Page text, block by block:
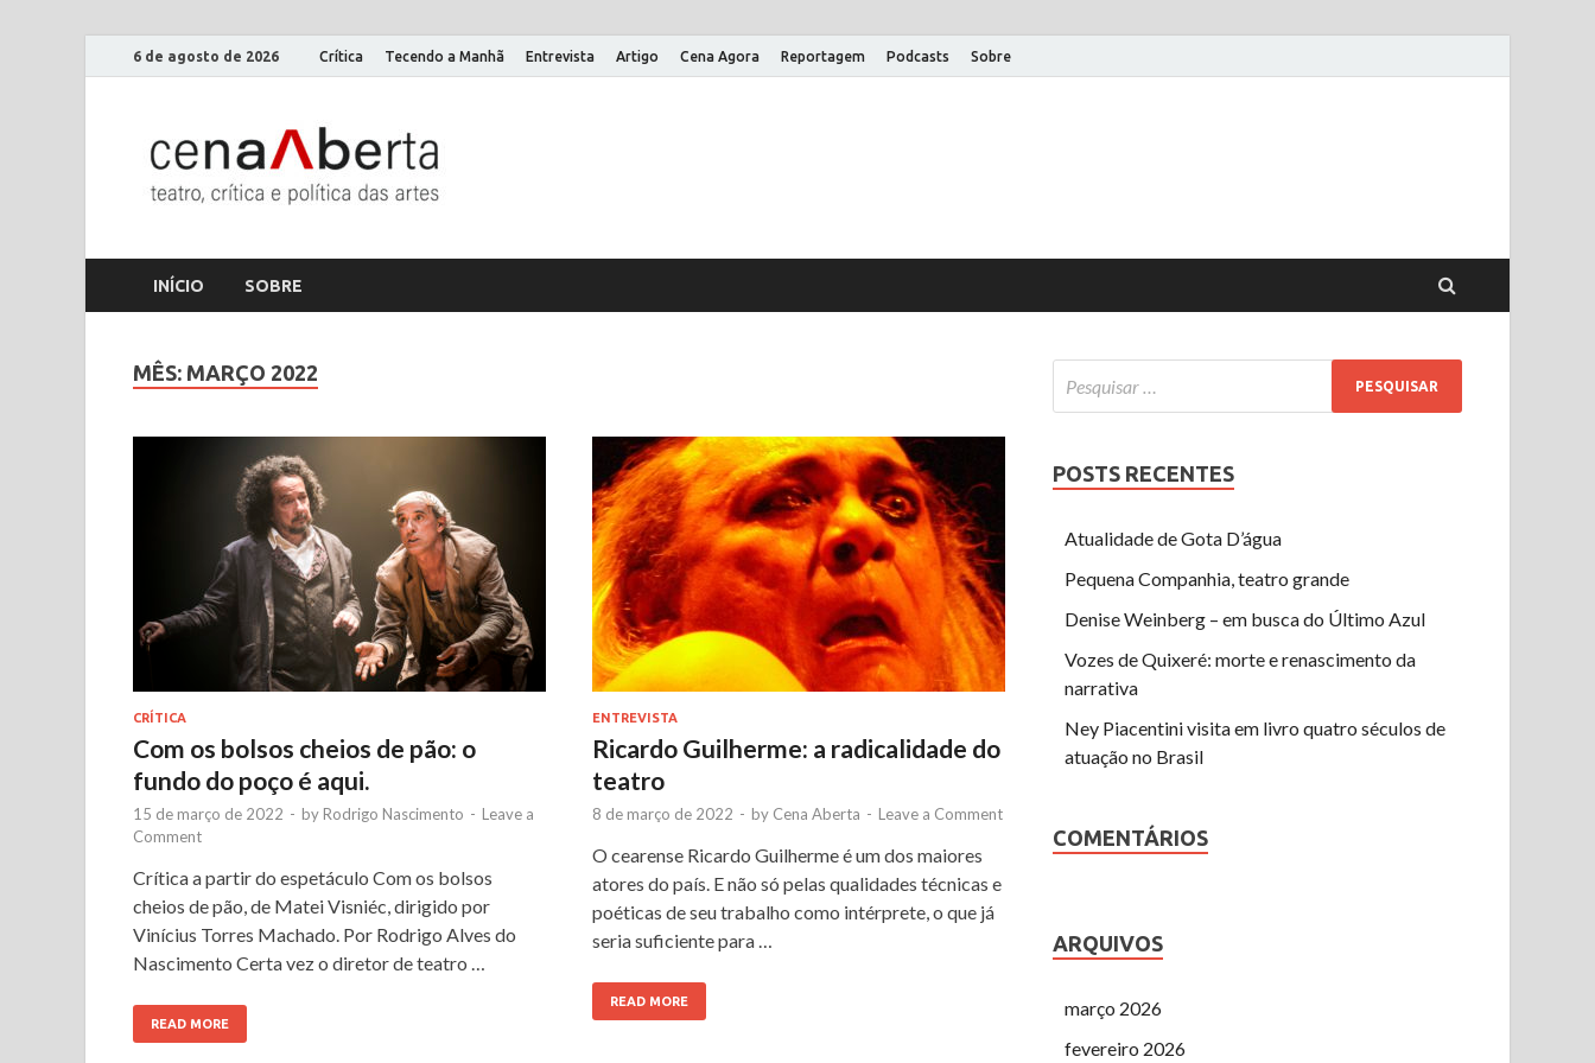
6 de agosto de 2026 Crítica Tecendo a Manhã Entrevista Artigo Cena Agora Reportagem Podcasts Sobre
INÍCIO SOBRE
MÊS: MARÇO 2022
CRÍTICA
Com os bolsos cheios de pão: o
fundo do poço é aqui.
15 de março de 2022 - by Rodrigo Nascimento - Leave a
Comment
Crítica a partir do espetáculo Com os bolsos
cheios de pão, de Matei Visniéc, dirigido por
Vinícius Torres Machado. Por Rodrigo Alves do
Nascimento Certa vez o diretor de teatro …
READ MORE
ENTREVISTA
Ricardo Guilherme: a radicalidade do
teatro
8 de março de 2022 - by Cena Aberta - Leave a Comment
O cearense Ricardo Guilherme é um dos maiores
atores do país. E não só pelas qualidades técnicas e
poéticas de seu trabalho como intérprete, o que já
seria suficiente para …
READ MORE
POSTS RECENTES
Atualidade de Gota D’água
Pequena Companhia, teatro grande
Denise Weinberg – em busca do Último Azul
Vozes de Quixeré: morte e renascimento da
narrativa
Ney Piacentini visita em livro quatro séculos de
atuação no Brasil
COMENTÁRIOS
ARQUIVOS
março 2026
fevereiro 2026